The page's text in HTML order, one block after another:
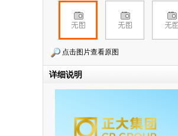
点击图片查看原图
详细说明